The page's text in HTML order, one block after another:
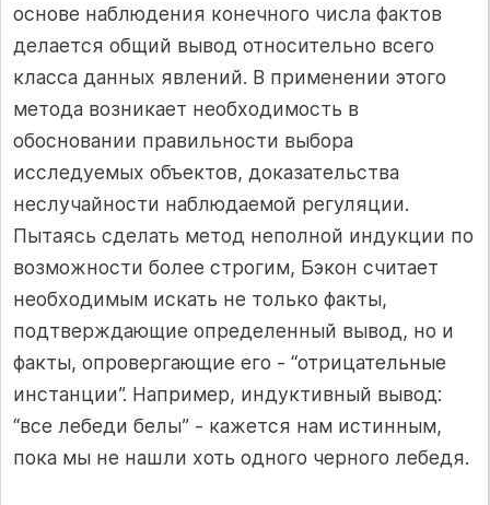
основе наблюдения конечного числа фактов
делается общий вывод относительно всего
класса данных явлений. В применении этого
метода возникает необходимость в
обосновании правильности выбора
исследуемых объектов, доказательства
неслучайности наблюдаемой регуляции.
Пытаясь сделать метод неполной индукции по
возможности более строгим, Бэкон считает
необходимым искать не только факты,
подтверждающие определенный вывод, но и
факты, опровергающие его - “отрицательные
инстанции”. Например, индуктивный вывод:
“все лебеди белы” - кажется нам истинным,
пока мы не нашли хоть одного черного лебедя.